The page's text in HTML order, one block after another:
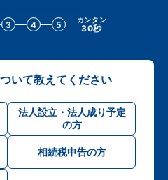
3 4 5 カンタン
30秒
いて教えてください
法人設立・法人成り予定
の方
相続税申告の方